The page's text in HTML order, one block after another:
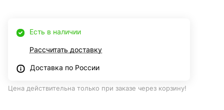
Есть в наличии
Рассчитать доставку
Доставка по России
Цена действительна только при заказе через корзину!